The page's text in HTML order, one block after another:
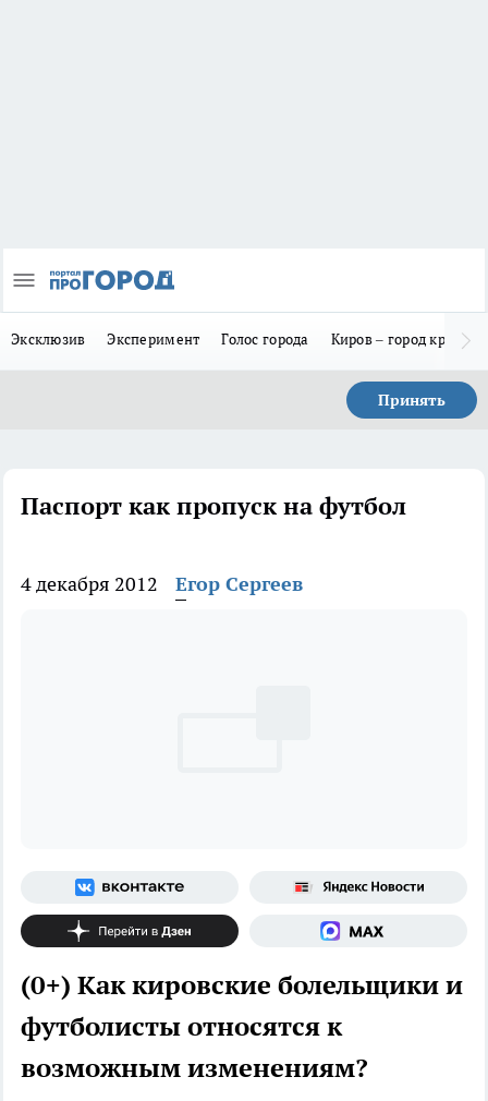
Эксклюзив Эксперимент Голос города Киров – город
Принять
Паспорт как пропуск на футбол
4 декабря 2012 Егор Сергеев
(0+) Как кировские болельщики и
футболисты относятся к
возможным изменениям?